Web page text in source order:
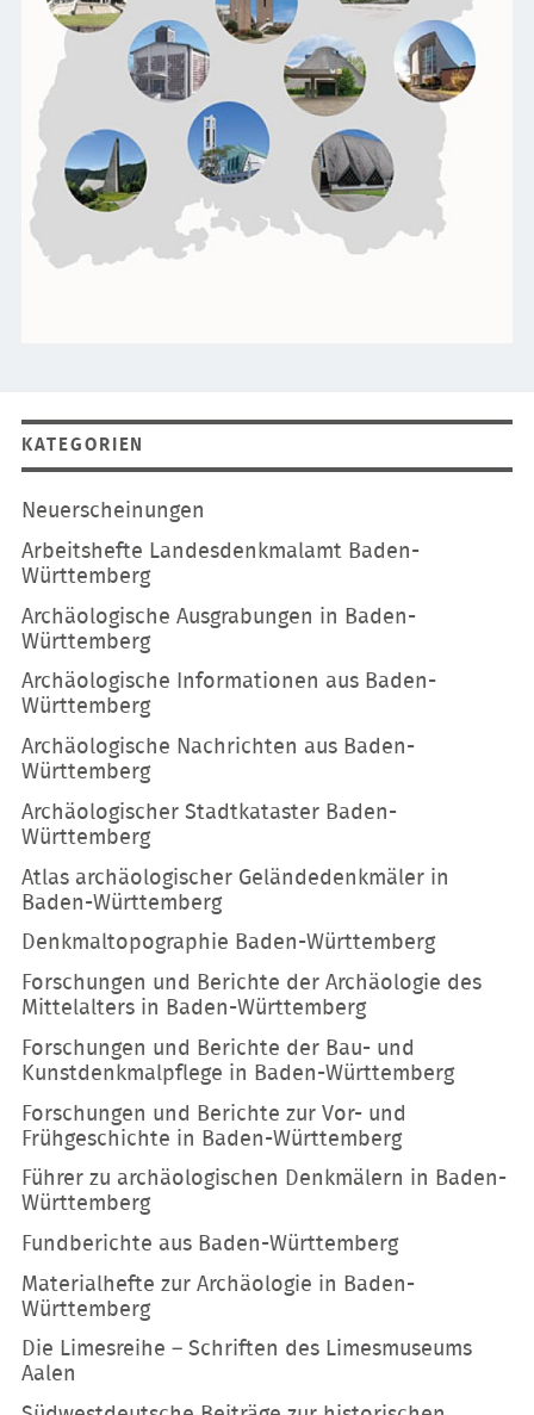
KATEGORIEN
Navigation
Neuerscheinungen
Arbeitshefte Landesdenkmalamt Baden-
Württemberg
Archäologische Ausgrabungen in Baden-
Württemberg
Archäologische Informationen aus Baden-
Württemberg
Archäologische Nachrichten aus Baden-
Württemberg
Archäologischer Stadtkataster Baden-
Württemberg
Atlas archäologischer Geländedenkmäler in
Baden-Württemberg
Denkmaltopographie Baden-Württemberg
Forschungen und Berichte der Archäologie des
Mittelalters in Baden-Württemberg
Forschungen und Berichte der Bau- und
Kunstdenkmalpflege in Baden-Württemberg
Forschungen und Berichte zur Vor- und
Frühgeschichte in Baden-Württemberg
Führer zu archäologischen Denkmälern in Baden-
Württemberg
Fundberichte aus Baden-Württemberg
Materialhefte zur Archäologie in Baden-
Württemberg
Die Limesreihe – Schriften des Limesmuseums
Aalen